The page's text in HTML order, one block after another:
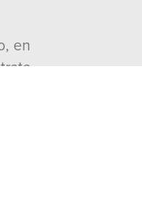
en